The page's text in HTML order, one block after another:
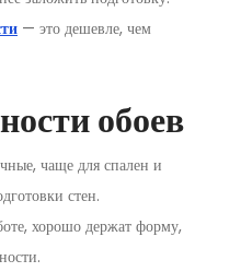
— это дешевле, чем
обоев
чаще для спален и
стен.
хорошо держат форму,